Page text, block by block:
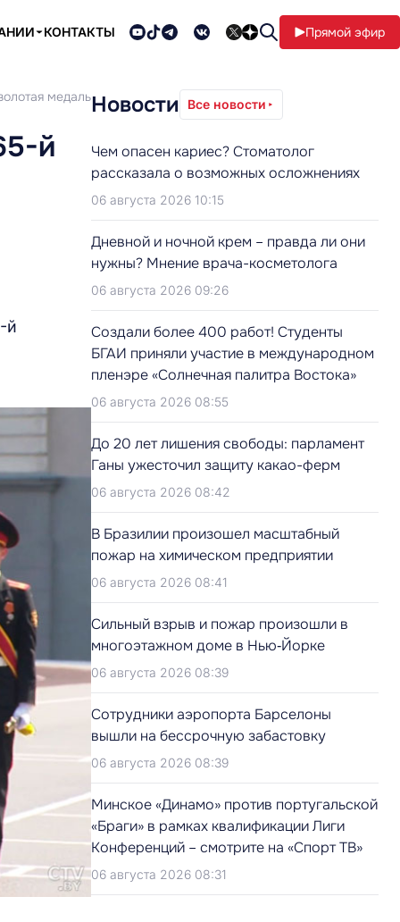
КОНТАКТЫ Прямой эфир
медаль
й
й
Новости Все новости
Чем опасен кариес? Стоматолог
рассказала о возможных осложнениях
06 августа 2026 10:15
Дневной и ночной крем – правда ли они
нужны? Мнение врача-косметолога
06 августа 2026 09:26
Создали более 400 работ! Студенты
БГАИ приняли участие в международном
пленэре «Солнечная палитра Востока»
06 августа 2026 08:55
До 20 лет лишения свободы: парламент
Ганы ужесточил защиту какао-ферм
06 августа 2026 08:42
В Бразилии произошел масштабный
пожар на химическом предприятии
06 августа 2026 08:41
Сильный взрыв и пожар произошли в
многоэтажном доме в Нью‑Йорке
06 августа 2026 08:39
Сотрудники аэропорта Барселоны
вышли на бессрочную забастовку
06 августа 2026 08:39
Минское «Динамо» против португальской
«Браги» в рамках квалификации Лиги
Конференций – смотрите на «Спорт ТВ»
06 августа 2026 08:31